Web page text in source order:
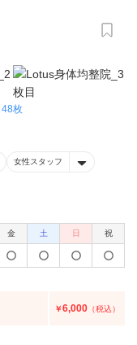
48枚
女性スタッフ
金 土 日 祝
￥6,000 （税込）